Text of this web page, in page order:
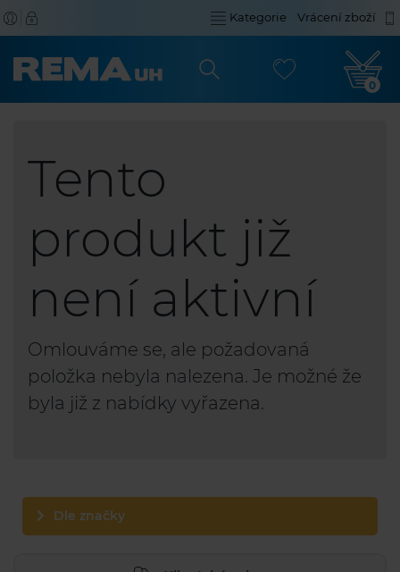
Kategorie Vrácení zboží
0
Tento
produkt již
není aktivní
Omlouváme se, ale požadovaná
položka nebyla nalezena. Je možné že
byla již z nabídky vyřazena.
Dle značky